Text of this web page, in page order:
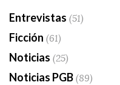
Entrevistas (51)
Ficción (61)
Noticias (25)
Noticias PGB(89)